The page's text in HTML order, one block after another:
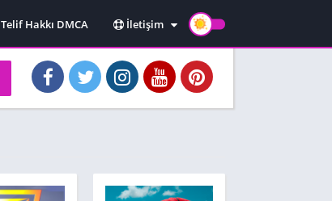
Telif Hakkı DMCA
İletişim
Hakkımızda
Kullanım Koşulları